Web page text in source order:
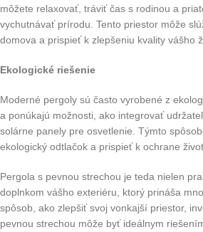
môžete relaxovať, tráviť čas s rodinou a
vychutnávať prírodu. Tento priestor môže
domova a prispieť k zlepšeniu kvality vášho
Ekologické riešenie
Moderné pergoly sú často vyrobené z
a ponúkajú možnosti, ako integrovať
solárne panely pre osvetlenie. Týmto
ekologický odtlačok a prispieť k ochrane
Pergola s pevnou strechou je teda nielen
doplnkom vášho exteriéru, ktorý prináša
spôsob, ako zlepšiť svoj vonkajší priestor,
pevnou strechou môže byť ideálnym